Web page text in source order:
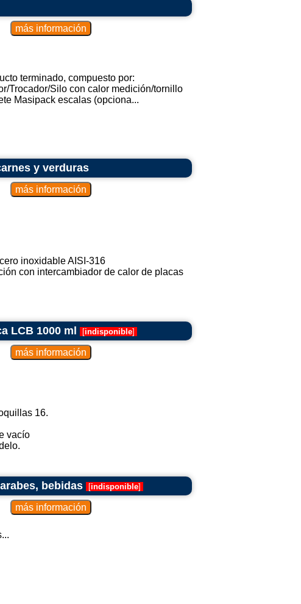
terminado, compuesto por:
Trocador/Silo con calor medición/tornillo
Masipack escalas (opciona...
y verduras
inoxidable AISI-316
con intercambiador de calor de placas
LCB 1000 ml [indisponible]
16.
vacío
bebidas [indisponible]